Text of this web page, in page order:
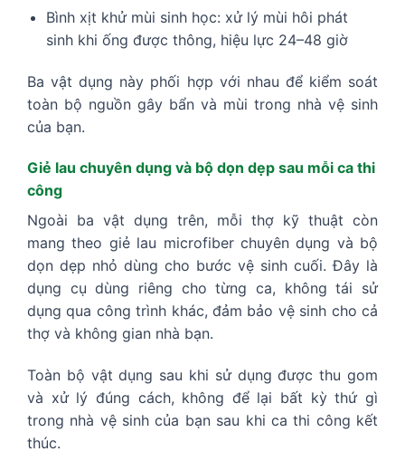
Bình xịt khử mùi sinh học: xử lý mùi hôi phát
sinh khi ống được thông, hiệu lực 24–48 giờ
Ba vật dụng này phối hợp với nhau để kiểm soát
toàn bộ nguồn gây bẩn và mùi trong nhà vệ sinh
của bạn.
Giẻ lau chuyên dụng và bộ dọn dẹp sau mỗi ca thi
công
Ngoài ba vật dụng trên, mỗi thợ kỹ thuật còn
mang theo giẻ lau microfiber chuyên dụng và bộ
dọn dẹp nhỏ dùng cho bước vệ sinh cuối. Đây là
dụng cụ dùng riêng cho từng ca, không tái sử
dụng qua công trình khác, đảm bảo vệ sinh cho cả
thợ và không gian nhà bạn.
Toàn bộ vật dụng sau khi sử dụng được thu gom
và xử lý đúng cách, không để lại bất kỳ thứ gì
trong nhà vệ sinh của bạn sau khi ca thi công kết
thúc.